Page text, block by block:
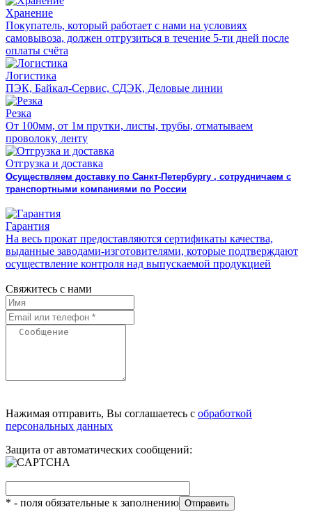
Хранение
Покупатель, который работает с нами на условиях
самовывоза, должен отгрузиться в течение 5-ти дней после
оплаты счёта
Логистика
ПЭК, Байкал-Сервис, СДЭК, Деловые линии
Резка
От 100мм, от 1м прутки, листы, трубы, отматываем
проволоку, ленту
Отгрузка и доставка
Осуществляем доставку по Санкт-Петербургу , сотрудничаем с
транспортными компаниями по России
Гарантия
На весь прокат предоставляются сертификаты качества,
выданные заводами-изготовителями, которые подтверждают
осуществление контроля над выпускаемой продукцией
Свяжитесь с нами
Нажимая отправить, Вы соглашаетесь с обработкой
персональных данных
Защита от автоматических сообщений:
* - поля обязательные к заполнению